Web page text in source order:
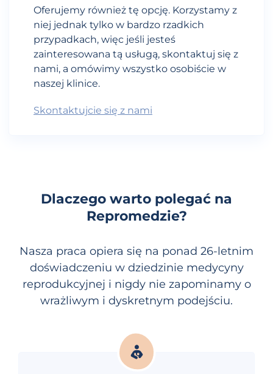
Oferujemy również tę opcję. Korzystamy z
niej jednak tylko w bardzo rzadkich
przypadkach, więc jeśli jesteś
zainteresowana tą usługą, skontaktuj się z
nami, a omówimy wszystko osobiście w
naszej klinice.
Skontaktujcie się z nami
Dlaczego warto polegać na
Repromedzie?
Nasza praca opiera się na ponad 26-letnim
doświadczeniu w dziedzinie medycyny
reprodukcyjnej i nigdy nie zapominamy o
wrażliwym i dyskretnym podejściu.